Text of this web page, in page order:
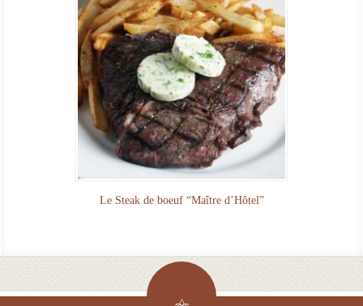
Le Steak de boeuf “Maître d’Hôtel”